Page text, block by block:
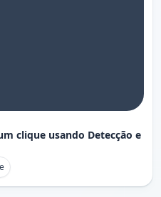
clique usando Detecção e